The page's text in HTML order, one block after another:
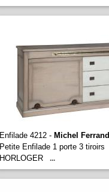
Enfilade 4212 - Michel Ferrand
Petite Enfilade 1 porte 3 tiroirs
HORLOGER
...